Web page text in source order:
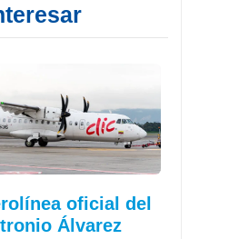
oficial del
Álvarez